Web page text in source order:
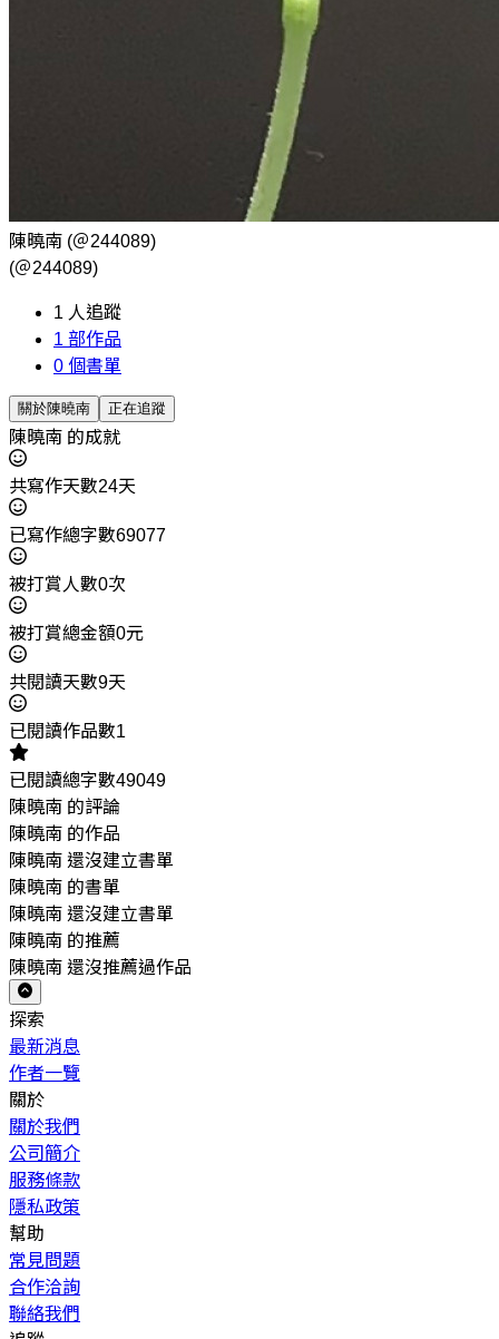
陳曉南 (＠244089)
(＠244089)
1 人追蹤
1 部作品
0 個書單
關於陳曉南 正在追蹤
陳曉南 的成就
共寫作天數24天
已寫作總字數69077
被打賞人數0次
被打賞總金額0元
共閱讀天數9天
已閱讀作品數1
已閱讀總字數49049
陳曉南 的評論
陳曉南 的作品
陳曉南 還沒建立書單
陳曉南 的書單
陳曉南 還沒建立書單
陳曉南 的推薦
陳曉南 還沒推薦過作品
探索
最新消息
作者一覽
關於
關於我們
公司簡介
服務條款
隱私政策
幫助
常見問題
合作洽詢
聯絡我們